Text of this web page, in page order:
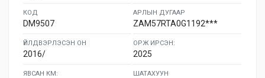
КОД
DM9507
АРЛЫН ДУГААР
ZAM57RTA0G1192***
ҮЙЛДВЭРЛЭСЭН ОН
2016/
ОРЖ ИРСЭН:
2025
ЯВСАН КМ: ШАТАХУУН